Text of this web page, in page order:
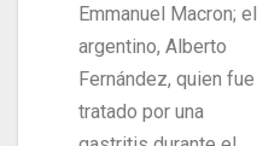
Emmanuel Macron; el
argentino, Alberto
Fernández, quien fue
tratado por una